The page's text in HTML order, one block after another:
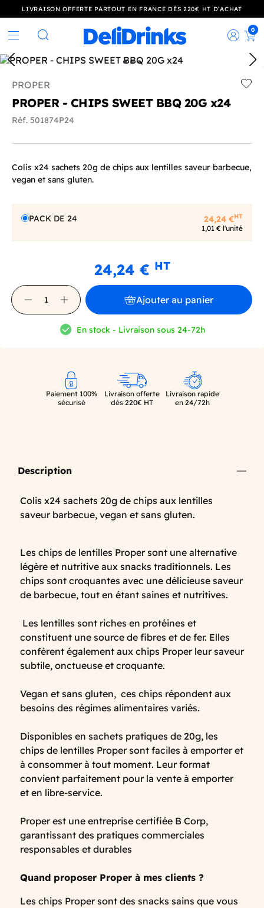
LIVRAISON OFFERTE PARTOUT EN FRANCE DÈS 220€ HT D’ACHAT
Rechercher
0
PROPER
PROPER - CHIPS SWEET BBQ 20G x24
Réf. 501874P24
Colis x24 sachets 20g de chips aux lentilles saveur barbecue,
vegan et sans gluten.
PACK DE 24 24,24 €HT
1,01 € l'unité
24,24 € HT
Ajouter au panier
En stock - Livraison sous 24-72h
Paiement 100%
sécurisé
Livraison offerte
dès 220€ HT
Livraison rapide
en 24/72h
Description
Colis x24 sachets 20g de chips aux lentilles
saveur barbecue, vegan et sans gluten.
Les chips de lentilles Proper sont une alternative
légère et nutritive aux snacks traditionnels. Les
chips sont croquantes avec une délicieuse saveur
de barbecue, tout en étant saines et nutritives.
Les lentilles sont riches en protéines et
constituent une source de fibres et de fer. Elles
confèrent également aux chips Proper leur saveur
subtile, onctueuse et croquante.
Vegan et sans gluten, ces chips répondent aux
besoins des régimes alimentaires variés.
Disponibles en sachets pratiques de 20g, les
chips de lentilles Proper sont faciles à emporter et
à consommer à tout moment. Leur format
convient parfaitement pour la vente à emporter
et en libre-service.
Proper est une entreprise certifiée B Corp,
garantissant des pratiques commerciales
responsables et durables
Quand proposer Proper à mes clients ?
Les chips Proper sont des snacks sains que vous